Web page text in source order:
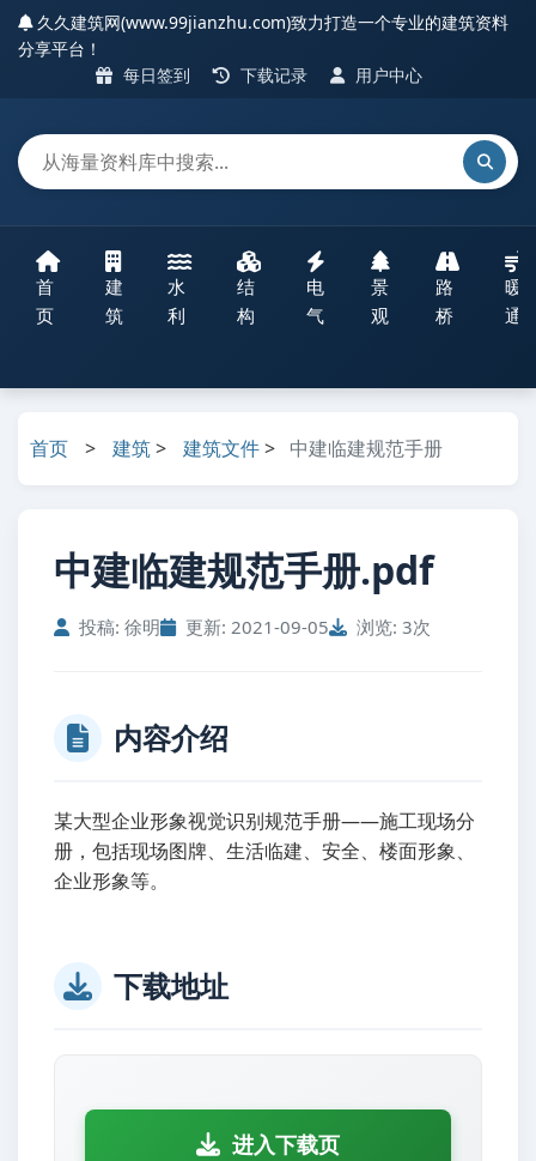
久久建筑网(www.99jianzhu.com)致力打造一个专业的建筑资料
分享平台！
每日签到
下载记录 用户中心
首
页
建
筑
水
利
结
构
电
气
景
观
路
桥
暖
通
首页 > 建筑> 建筑文件> 中建临建规范手册
中建临建规范手册.pdf
投稿: 徐明 更新: 2021-09-05 浏览: 3次
内容介绍
某大型企业形象视觉识别规范手册——施工现场分
册，包括现场图牌、生活临建、安全、楼面形象、
企业形象等。
下载地址
进入下载页